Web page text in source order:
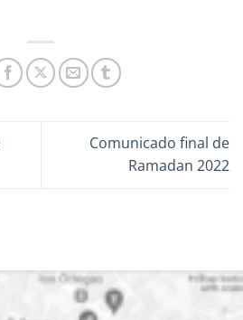
Comunicado final de
Ramadan 2022